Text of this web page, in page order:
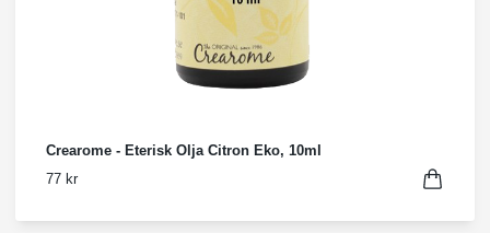
Crearome - Eterisk Olja Citron Eko, 10ml
77 kr